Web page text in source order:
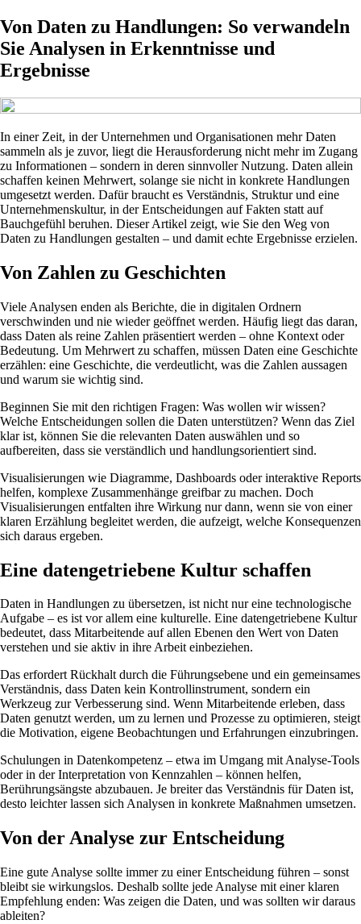
Von Daten zu Handlungen: So verwandeln
Sie Analysen in Erkenntnisse und
Ergebnisse
In einer Zeit, in der Unternehmen und Organisationen mehr Daten
sammeln als je zuvor, liegt die Herausforderung nicht mehr im Zugang
zu Informationen – sondern in deren sinnvoller Nutzung. Daten allein
schaffen keinen Mehrwert, solange sie nicht in konkrete Handlungen
umgesetzt werden. Dafür braucht es Verständnis, Struktur und eine
Unternehmenskultur, in der Entscheidungen auf Fakten statt auf
Bauchgefühl beruhen. Dieser Artikel zeigt, wie Sie den Weg von
Daten zu Handlungen gestalten – und damit echte Ergebnisse erzielen.
Von Zahlen zu Geschichten
Viele Analysen enden als Berichte, die in digitalen Ordnern
verschwinden und nie wieder geöffnet werden. Häufig liegt das daran,
dass Daten als reine Zahlen präsentiert werden – ohne Kontext oder
Bedeutung. Um Mehrwert zu schaffen, müssen Daten eine Geschichte
erzählen: eine Geschichte, die verdeutlicht, was die Zahlen aussagen
und warum sie wichtig sind.
Beginnen Sie mit den richtigen Fragen: Was wollen wir wissen?
Welche Entscheidungen sollen die Daten unterstützen? Wenn das Ziel
klar ist, können Sie die relevanten Daten auswählen und so
aufbereiten, dass sie verständlich und handlungsorientiert sind.
Visualisierungen wie Diagramme, Dashboards oder interaktive Reports
helfen, komplexe Zusammenhänge greifbar zu machen. Doch
Visualisierungen entfalten ihre Wirkung nur dann, wenn sie von einer
klaren Erzählung begleitet werden, die aufzeigt, welche Konsequenzen
sich daraus ergeben.
Eine datengetriebene Kultur schaffen
Daten in Handlungen zu übersetzen, ist nicht nur eine technologische
Aufgabe – es ist vor allem eine kulturelle. Eine datengetriebene Kultur
bedeutet, dass Mitarbeitende auf allen Ebenen den Wert von Daten
verstehen und sie aktiv in ihre Arbeit einbeziehen.
Das erfordert Rückhalt durch die Führungsebene und ein gemeinsames
Verständnis, dass Daten kein Kontrollinstrument, sondern ein
Werkzeug zur Verbesserung sind. Wenn Mitarbeitende erleben, dass
Daten genutzt werden, um zu lernen und Prozesse zu optimieren, steigt
die Motivation, eigene Beobachtungen und Erfahrungen einzubringen.
Schulungen in Datenkompetenz – etwa im Umgang mit Analyse-Tools
oder in der Interpretation von Kennzahlen – können helfen,
Berührungsängste abzubauen. Je breiter das Verständnis für Daten ist,
desto leichter lassen sich Analysen in konkrete Maßnahmen umsetzen.
Von der Analyse zur Entscheidung
Eine gute Analyse sollte immer zu einer Entscheidung führen – sonst
bleibt sie wirkungslos. Deshalb sollte jede Analyse mit einer klaren
Empfehlung enden: Was zeigen die Daten, und was sollten wir daraus
ableiten?